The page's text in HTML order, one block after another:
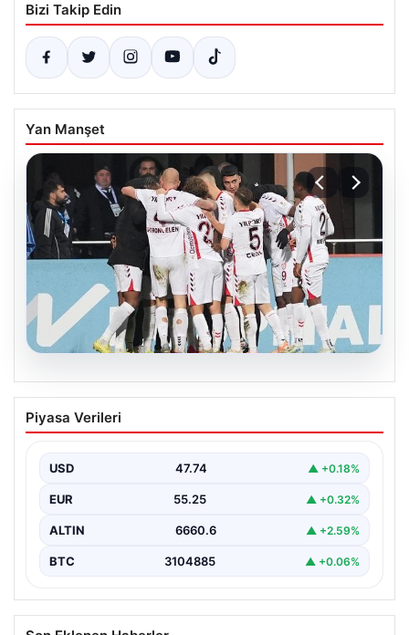
Bizi Takip Edin
Yan Manşet
08.08.2026
Samsunspor, Kasımpaşa’yı 2-1 mağlup
etti!
Piyasa Verileri
USD 47.74 ▲ +0.18%
EUR 55.25 ▲ +0.32%
ALTIN 6660.6 ▲ +2.59%
BTC 3104885 ▲ +0.06%